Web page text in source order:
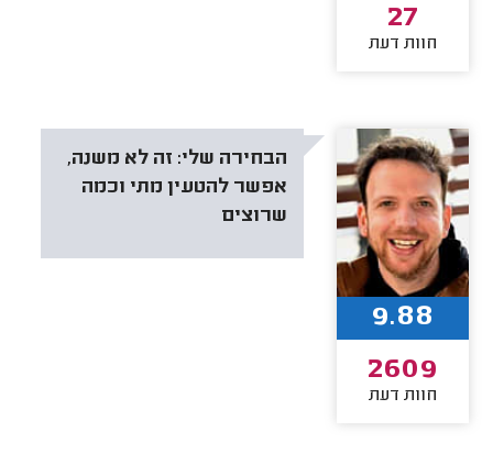
27
חוות דעת
הבחירה שלי: זה לא משנה,
אפשר להטעין מתי וכמה
שרוצים
9.88
2609
חוות דעת